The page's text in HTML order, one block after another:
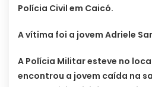
Polícia Civil em Caicó.
A vítima foi a jovem Adriele
A Polícia Militar esteve no
encontrou a jovem caída na